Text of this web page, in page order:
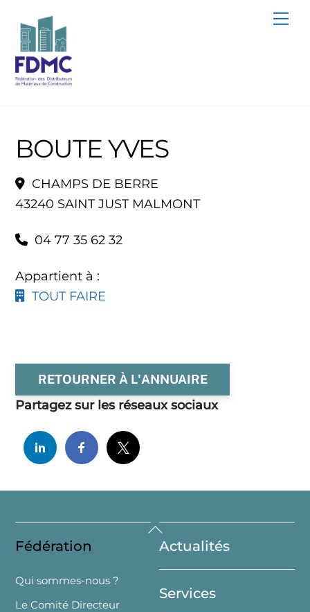
content
BOUTE YVES
CHAMPS DE BERRE
43240 SAINT JUST MALMONT
04 77 35 62 32
Appartient à :
TOUT FAIRE
RETOURNER À L'ANNUAIRE
Partagez sur les réseaux sociaux
Back
To
Top
Fédération
Qui sommes-nous ?
Le Comité Directeur
Actualités
Services